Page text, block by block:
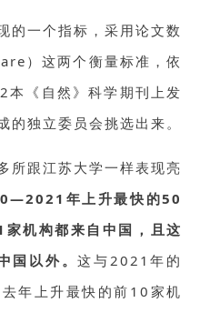
的一个指标，采用论文数
）这两个衡量标准，依
《自然》科学期刊上发
独立委员会挑选出来。
所跟江苏大学一样表现亮
年上升最快的50
机构都来自中国，且这
国以外。这与2021年的
年上升最快的前10家机